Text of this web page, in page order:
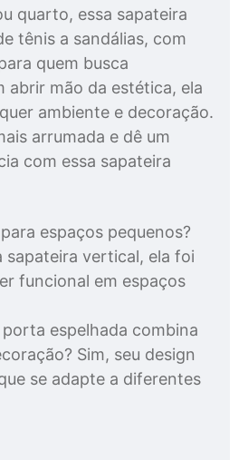
quarto, essa sapateira
tênis a sandálias, com
quem busca
abrir mão da estética, ela
ambiente e decoração.
arrumada e dê um
com essa sapateira
espaços pequenos?
sapateira vertical, ela foi
funcional em espaços
espelhada combina
Sim, seu design
se adapte a diferentes